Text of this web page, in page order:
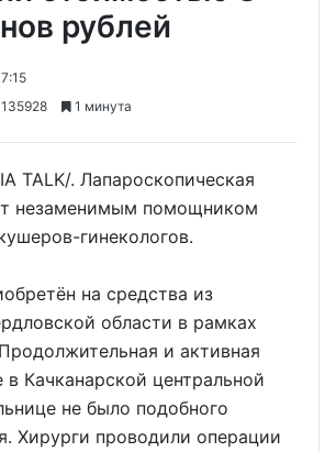
рублей
135928
1 минута
TALK/. Лапароскопическая
незаменимым помощником
гинекологов.
на средства из
области в рамках
и активная
в Качканарской центральной
не было подобного
Хирурги проводили операции